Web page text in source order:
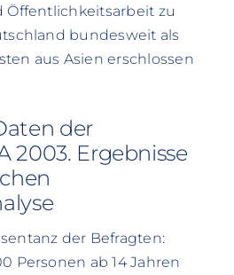
Öffentlichkeitsarbeit zu
bundesweit als
aus Asien erschlossen
der
2003. Ergebnisse
der Befragten:
Personen ab 14 Jahren